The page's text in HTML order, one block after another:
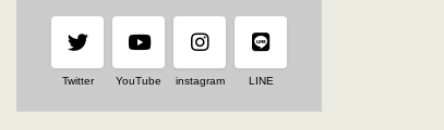
Twitter YouTube instagram LINE